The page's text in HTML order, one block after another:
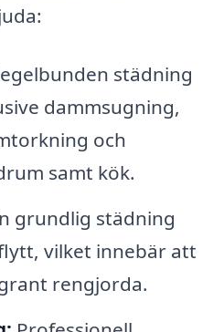
städning
dammsugning,
och
samt kök.
grundlig städning
vilket innebär att
rengjorda.